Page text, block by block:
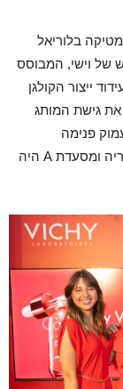
בלוריאל
להשיק את סרום קולגן 16 החדש של וישי, המבוסס
ייצור הקולגן
את גישת המותג
פנימה
לתחומים כמו תזונה ולכן, החיבור עם השף יובל נריה ומסעדת A היה